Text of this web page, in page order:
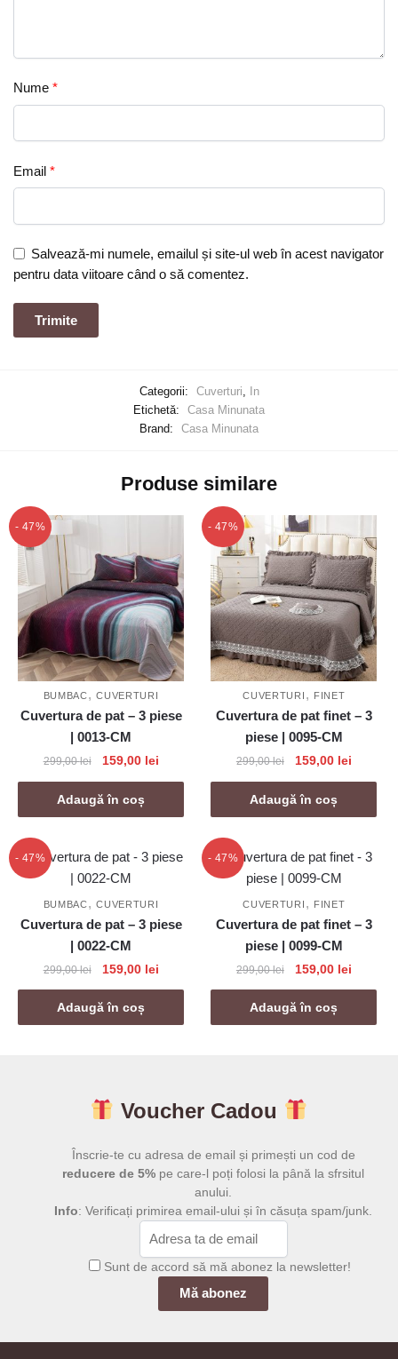
Nume *
Email *
Salvează-mi numele, emailul și site-ul web în acest navigator
pentru data viitoare când o să comentez.
Categorii: Cuverturi,
In
Etichetă:
Casa Minunata
Brand:
Casa Minunata
Produse similare
- 47%
BUMBAC,CUVERTURI
Cuvertura de pat – 3 piese
| 0013-CM
299,00lei
Prețul
inițial
a
fost:
159,00 leiPrețul
curent
159,00 lei.
Adaugă în coș
- 47%
CUVERTURI , FINET
Cuvertura de pat finet – 3
piese | 0095-CM
299,00lei
Prețul
inițial
a
fost:
159,00 leiPrețul
curent
159,00
Adaugă în coș
- 47%
BUMBAC,CUVERTURI
Cuvertura de pat – 3 piese
| 0022-CM
299,00lei
Prețul
inițial
a
fost:
159,00 leiPrețul
curent
159,00 lei.
Adaugă în coș
- 47%
CUVERTURI , FINET
Cuvertura de pat finet – 3
piese | 0099-CM
299,00lei
Prețul
inițial
a
fost:
159,00 leiPrețul
curent
159,00
Adaugă în coș
Voucher Cadou
Înscrie-te cu adresa de email și primești un cod de
reducere de 5% pe care-l poți folosi la până la sfrsitul
anului.
Info: Verificați primirea email-ului și în căsuța spam/junk.
Sunt de accord să mă abonez la newsletter!